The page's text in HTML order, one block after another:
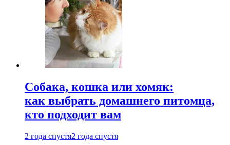
Собака, кошка или хомяк:
как выбрать домашнего питомца,
кто подходит вам
2 года спустя2 года спустя